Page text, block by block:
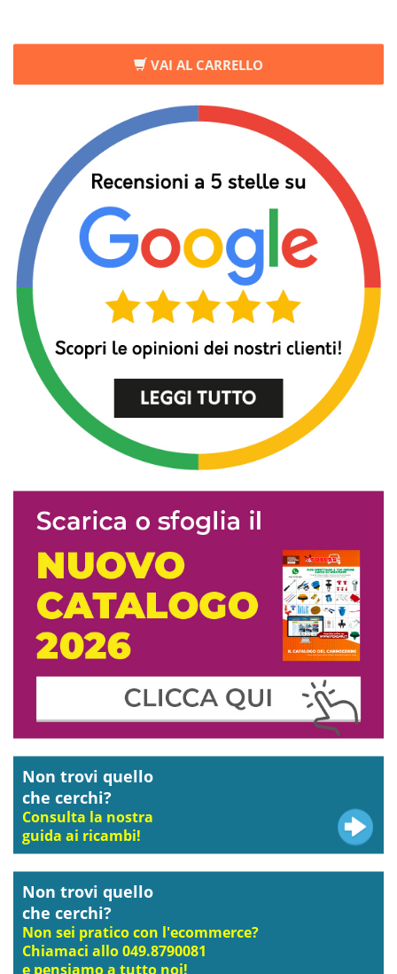
VAI AL CARRELLO
Non trovi quello
che cerchi?
Consulta la nostra
guida ai ricambi!
Non trovi quello
che cerchi?
Non sei pratico con l'ecommerce?
Chiamaci allo 049.8790081
e pensiamo a tutto noi!